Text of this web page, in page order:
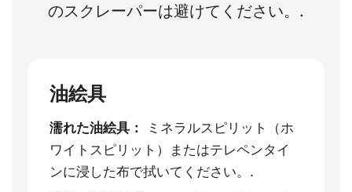
のスクレーパーは避けてください。.
油絵具
濡れた油絵具：
ミネラルスピリット（ホ
ワイトスピリット）またはテレペンタイ
ンに浸した布で拭いてください。.